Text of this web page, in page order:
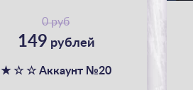
0 руб
149 рублей
★ ☆ ☆ Аккаунт №20